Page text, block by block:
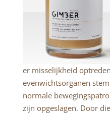
er misselijkheid
evenwichtsorganen
normale
zijn opgeslagen. Door